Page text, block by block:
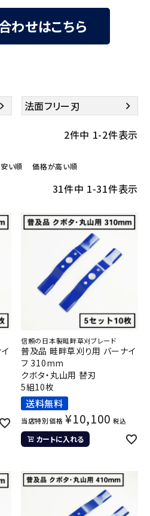
わせはこちら
法面フリー刃
2件中 1-2件表示
い順 価格が高い順
31件中 1-31件表示
信頼の日本製畦畔草刈ブレード
普及品 畦畔草刈り用 バーナイ
フ 310mm
クボタ・丸山用 替刃
5組10枚
送料無料
当店特別価格 ¥10,100 税込
カートに入れる